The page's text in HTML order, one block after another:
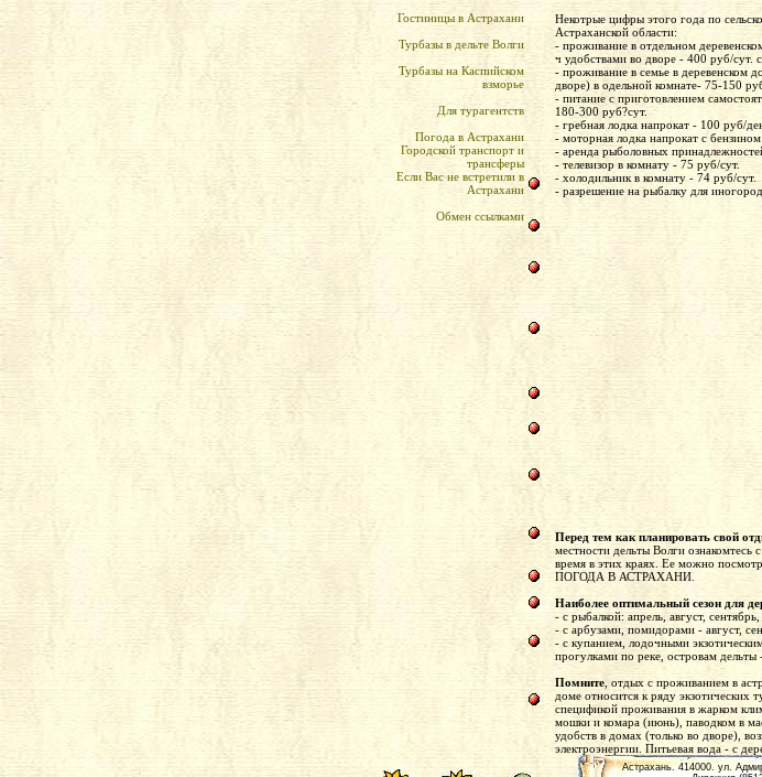
Некотрые цифры этого года по
Астраханской области:
- проживание в отдельном
ч удобствами во дворе - 400 руб/сут.
- проживание в семье в деревенском
дворе) в одельной комнате- 75-150
- питание с приготовлением
180-300 руб?сут.
- гребная лодка напрокат - 100 руб/
- моторная лодка напрокат с
- аренда рыболовных
- телевизор в комнату - 75 руб/сут.
- холодильник в комнату - 74 руб/сут.
- разрешение на рыбалку для
Перед тем как планировать свой
местности дельты Волги ознакомтесь
время в этих краях. Ее можно
ПОГОДА В АСТРАХАНИ.
Наиболее оптимальный сезон для
- с рыбалкой: апрель, август,
- с арбузами, помидорами - август,
- с купанием, лодочными
прогулками по реке, островам
Помните , отдых с проживанием в
доме относится к ряду экзотических
спецификой проживания в жарком
мошки и комара (июнь), паводком в
удобств в домах (только во дворе),
электроэнергии. Питьевая вода - с
Гостиницы в Астрахани
Турбазы в дельте Волги
Турбазы на Каспийском
взморье
Для турагентств
Погода в Астрахани
Городской транспорт и
трансферы
Если Вас не встретили в
Астрахани
Обмен ссылками
Астрахань. 414000. ул.